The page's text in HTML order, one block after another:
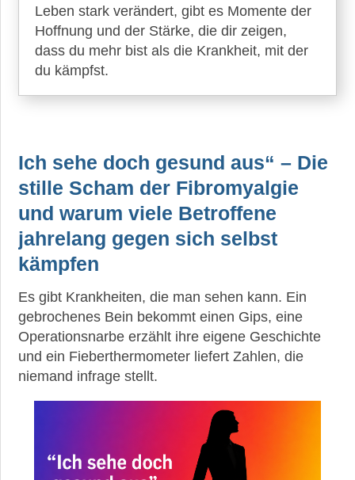
Leben stark verändert, gibt es Momente der
Hoffnung und der Stärke, die dir zeigen,
dass du mehr bist als die Krankheit, mit der
du kämpfst.
Ich sehe doch gesund aus“ – Die
stille Scham der Fibromyalgie
und warum viele Betroffene
jahrelang gegen sich selbst
kämpfen
Es gibt Krankheiten, die man sehen kann. Ein
gebrochenes Bein bekommt einen Gips, eine
Operationsnarbe erzählt ihre eigene Geschichte
und ein Fieberthermometer liefert Zahlen, die
niemand infrage stellt.
ME/CFS
Erschöpfung
►
News
►
Symptome
►
Diagnostik
Therapien